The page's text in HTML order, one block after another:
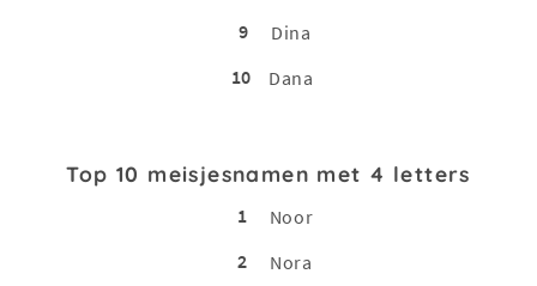
9
Dina
10
Dana
Top 10 meisjesnamen met 4 letters
1
Noor
2
Nora